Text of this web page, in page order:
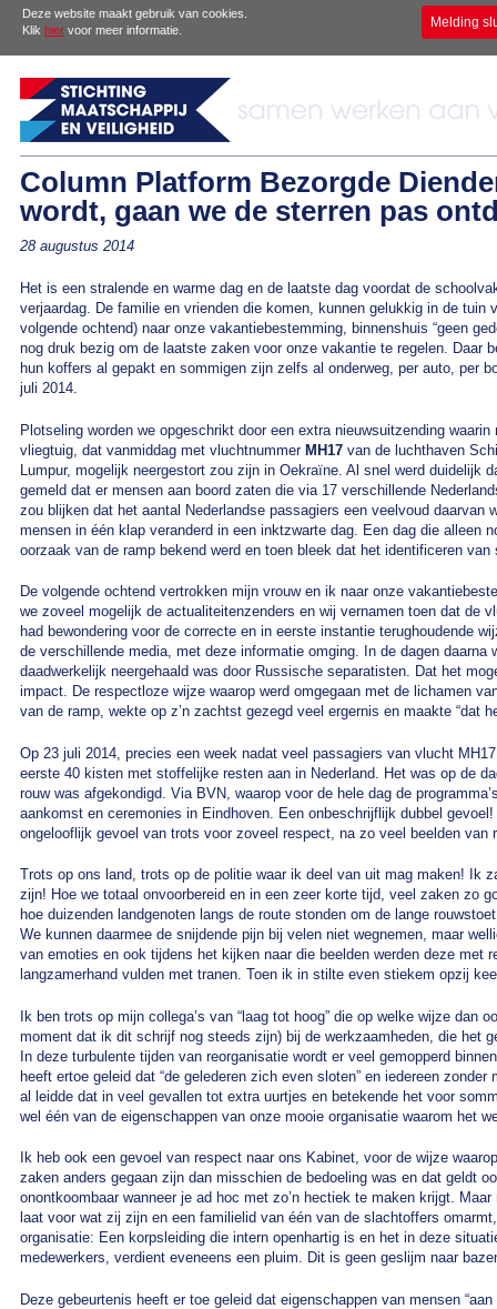
Deze website maakt gebruik van cookies.
Klik hier voor meer informatie. Melding
Column Platform Bezorgde
wordt, gaan we de sterren pas
28 augustus 2014
Het is een stralende en warme dag en de laatste dag voordat de
verjaardag. De familie en vrienden die komen, kunnen gelukkig in de
volgende ochtend) naar onze vakantiebestemming, binnenshuis “geen
nog druk bezig om de laatste zaken voor onze vakantie te regelen. Daar
hun koffers al gepakt en sommigen zijn zelfs al onderweg, per auto,
juli 2014.
Plotseling worden we opgeschrikt door een extra nieuwsuitzending
vliegtuig, dat vanmiddag met vluchtnummer MH17 van de luchthaven
Lumpur, mogelijk neergestort zou zijn in Oekraïne. Al snel werd duidelijk
gemeld dat er mensen aan boord zaten die via 17 verschillende
zou blijken dat het aantal Nederlandse passagiers een veelvoud daarvan
mensen in één klap veranderd in een inktzwarte dag. Een dag die alleen
oorzaak van de ramp bekend werd en toen bleek dat het identificeren
De volgende ochtend vertrokken mijn vrouw en ik naar onze
we zoveel mogelijk de actualiteitenzenders en wij vernamen toen dat de
had bewondering voor de correcte en in eerste instantie terughoudende
de verschillende media, met deze informatie omging. In de dagen daarna
daadwerkelijk neergehaald was door Russische separatisten. Dat het
impact. De respectloze wijze waarop werd omgegaan met de lichamen
van de ramp, wekte op z’n zachtst gezegd veel ergernis en maakte “dat
Op 23 juli 2014, precies een week nadat veel passagiers van vlucht
eerste 40 kisten met stoffelijke resten aan in Nederland. Het was op de
rouw was afgekondigd. Via BVN, waarop voor de hele dag de
aankomst en ceremonies in Eindhoven. Een onbeschrijflijk dubbel
ongelooflijk gevoel van trots voor zoveel respect, na zo veel beelden van
Trots op ons land, trots op de politie waar ik deel van uit mag maken! Ik
zijn! Hoe we totaal onvoorbereid en in een zeer korte tijd, veel zaken zo
hoe duizenden landgenoten langs de route stonden om de lange
We kunnen daarmee de snijdende pijn bij velen niet wegnemen, maar
van emoties en ook tijdens het kijken naar die beelden werden deze met
langzamerhand vulden met tranen. Toen ik in stilte even stiekem opzij
Ik ben trots op mijn collega’s van “laag tot hoog” die op welke wijze dan
moment dat ik dit schrijf nog steeds zijn) bij de werkzaamheden, die het
In deze turbulente tijden van reorganisatie wordt er veel gemopperd
heeft ertoe geleid dat “de gelederen zich even sloten” en iedereen
al leidde dat in veel gevallen tot extra uurtjes en betekende het voor
wel één van de eigenschappen van onze mooie organisatie waarom het
Ik heb ook een gevoel van respect naar ons Kabinet, voor de wijze
zaken anders gegaan zijn dan misschien de bedoeling was en dat geldt
onontkoombaar wanneer je ad hoc met zo’n hectiek te maken krijgt.
laat voor wat zij zijn en een familielid van één van de slachtoffers
organisatie: Een korpsleiding die intern openhartig is en het in deze
medewerkers, verdient eveneens een pluim. Dit is geen geslijm naar
Deze gebeurtenis heeft er toe geleid dat eigenschappen van mensen